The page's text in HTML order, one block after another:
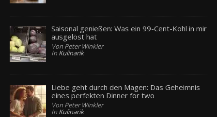
Saisonal genießen: Was ein 99-Cent-Kohl in mir
ausgelöst hat
Von Peter Winkler
In Kulinarik
Liebe geht durch den Magen: Das Geheimnis
eines perfekten Dinner for two
Von Peter Winkler
In Kulinarik